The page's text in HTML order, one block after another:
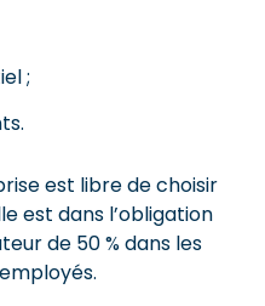
;
est libre de choisir
est dans l’obligation
de 50 % dans les